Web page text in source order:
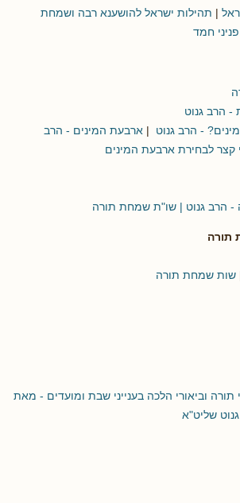
| תהילות ישראל להושענא רבה ושמחת
פניני חמד
הרב גנוט
- הרב גנוט | ארבעת המינים - הרב
קצר לבחירת ארבעת המינים
הרב גנוט | שו"ת שמחת תורה
תורה
שות שמחת תורה
וביאורי הלכה בענייני שבת ומועדים - מאת
שליט"א